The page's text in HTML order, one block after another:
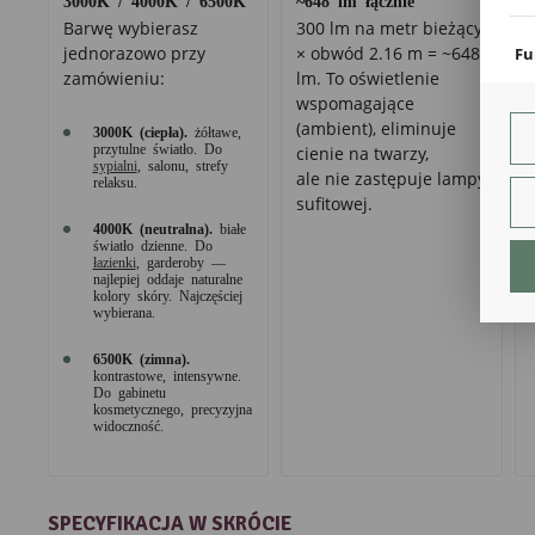
Barwę wybierasz
jednorazowo przy
zamówieniu:
3000K (ciepła).
żółtawe,
przytulne światło. Do
sypialni , salonu, strefy
relaksu.
4000K (neutralna).
białe
światło dzienne. Do
łazienki , garderoby —
najlepiej oddaje naturalne
kolory skóry. Najczęściej
wybierana.
6500K (zimna).
kontrastowe, intensywne.
Do gabinetu
kosmetycznego, precyzyjna
widoczność.
300 lm na metr bieżący
× obwód 2.16 m = ~648
lm. To oświetlenie
wspomagające
(ambient), eliminuje
cienie na twarzy,
ale nie zastępuje lampy
sufitowej.
SPECYFIKACJA W SKRÓCIE